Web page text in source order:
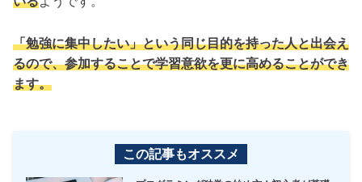
「勉強に集中したい」という同じ目的を持った人と出会え
るので、参加することで学習意欲を更に高めることができ
ます。
この記事もオススメ